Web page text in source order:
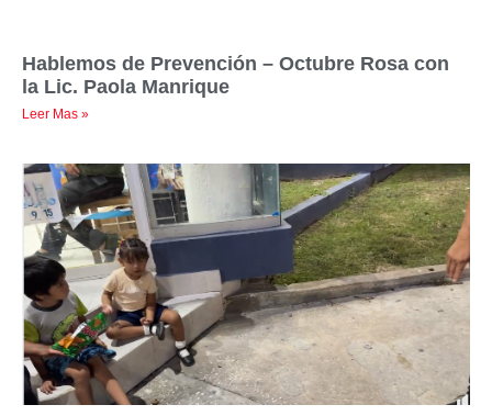
Hablemos de Prevención – Octubre Rosa con
la Lic. Paola Manrique
Leer Mas »